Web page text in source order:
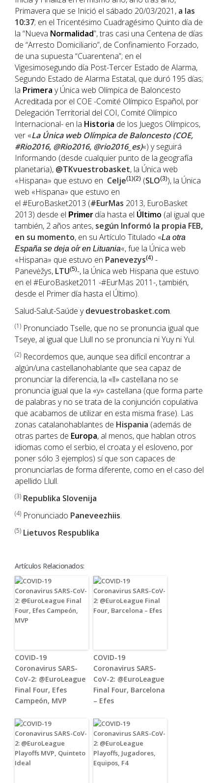
Primavera que se Inició el sábado 20/03/2021, a las
10:37; en el Tricentésimo Cuadragésimo Quinto día de
la “Nueva Normalidad”, tras casi una Centena de días
de “Arresto Domiciliario”, de Confinamiento Forzado,
de una supuesta “Cuarentena”; en el
Vigesimosegundo día Post-Tercer Estado de Alarma,
Segundo Estado de Alarma Estatal, que duró 195 días;
la Primera y Única web Olímpica de Baloncesto
Acreditada por el COE -Comité Olímpico Español, por
Delegación Territorial del COI, Comité Olímpico
Internacional- en la Historia de los Juegos Olímpicos,
ver «La Única web Olímpica de Baloncesto (COE,
#Rio2016, @Rio2016, @rio2016_es)«) y seguirá
Informando (desde cualquier punto de la geografía
planetaria), @TKvuestrobasket, la Única web
«Hispana» que estuvo en Celje(1)(2) (SLO(3)), la Única
web «Hispana» que estuvo en
el #EuroBasket2013 (#EurMas 2013, EuroBasket
2013) desde el Primer día hasta el Último (al igual que
también, 2 años antes, según Informó la propia FEB,
en su momento, en su Artículo Titulado «La otra
España se deja oír en Lituania«, fue la Única web
«Hispana» que estuvo en Panevezys(4) -
Panevėžys, LTU(5)-, la Única web Hispana que estuvo
en el #EuroBasket2011 -#EurMas 2011-, también,
desde el Primer día hasta el Último).
Salud-Salut-Saúde ydevuestrobasket.com.
(1) Pronunciado Tselle, que no se pronuncia igual que
Tseye, al igual que Llull no se pronuncia ni Yuy ni Yul.
(2) Recordemos que, aunque sea difícil encontrar a
algún/una castellanohablante que sea capaz de
pronunciar la diferencia, la «ll» castellana no se
pronuncia igual que la «y» castellana (que forma parte
de palabras y no se trata de la conjunción copulativa
que acabamos de utilizar en esta misma frase). Las
zonas catalanohablantes de Hispania (además de
otras partes de Europa, al menos, que hablan otros
idiomas como el serbio, el croata y el esloveno, por
poner sólo 3 ejemplos) sí que son capaces de
pronunciarlas de forma diferente, como en el caso del
apellido Llull.
(3) Republika Slovenija
(4) Pronunciado Paneveezhiis.
(5) Lietuvos Respublika
Artículos Relacionados:
COVID-19
Coronavirus SARS-
CoV-2: @EuroLeague
Final Four, Efes
Campeón, MVP
COVID-19
Coronavirus SARS-
CoV-2: @EuroLeague
Final Four, Barcelona
– Efes